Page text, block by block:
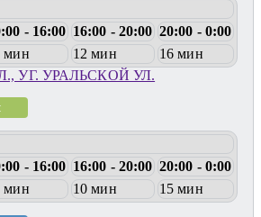
- 16:00 16:00 - 20:00 20:00 - 0:00
мин 12 мин
16 мин
УГ. УРАЛЬСКОЙ УЛ.
- 16:00 16:00 - 20:00 20:00 - 0:00
мин 10 мин 15 мин